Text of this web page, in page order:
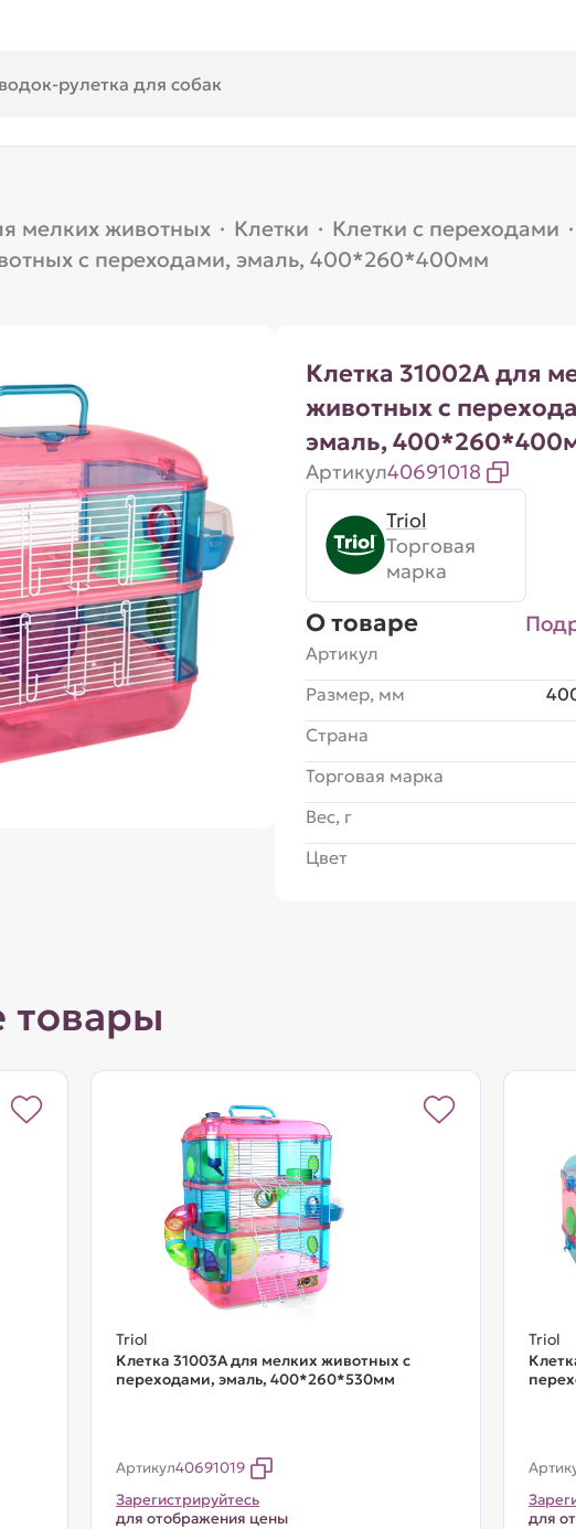
мелких животных · Клетки · Клетки с переходами ·
с переходами, эмаль, 400*260*400мм
Клетка 31002A для
животных с
эмаль,
Артикул40691018
Triol
Торговая
марка
О товаре
Артикул
Размер, мм
Страна
Торговая марка
Вес, г
Цвет
товары
Triol
Клетка 31003A для мелких животных с
переходами, эмаль, 400*260*530мм
Артикул40691019
Зарегистрируйтесь
для отображения цены
Triol
для